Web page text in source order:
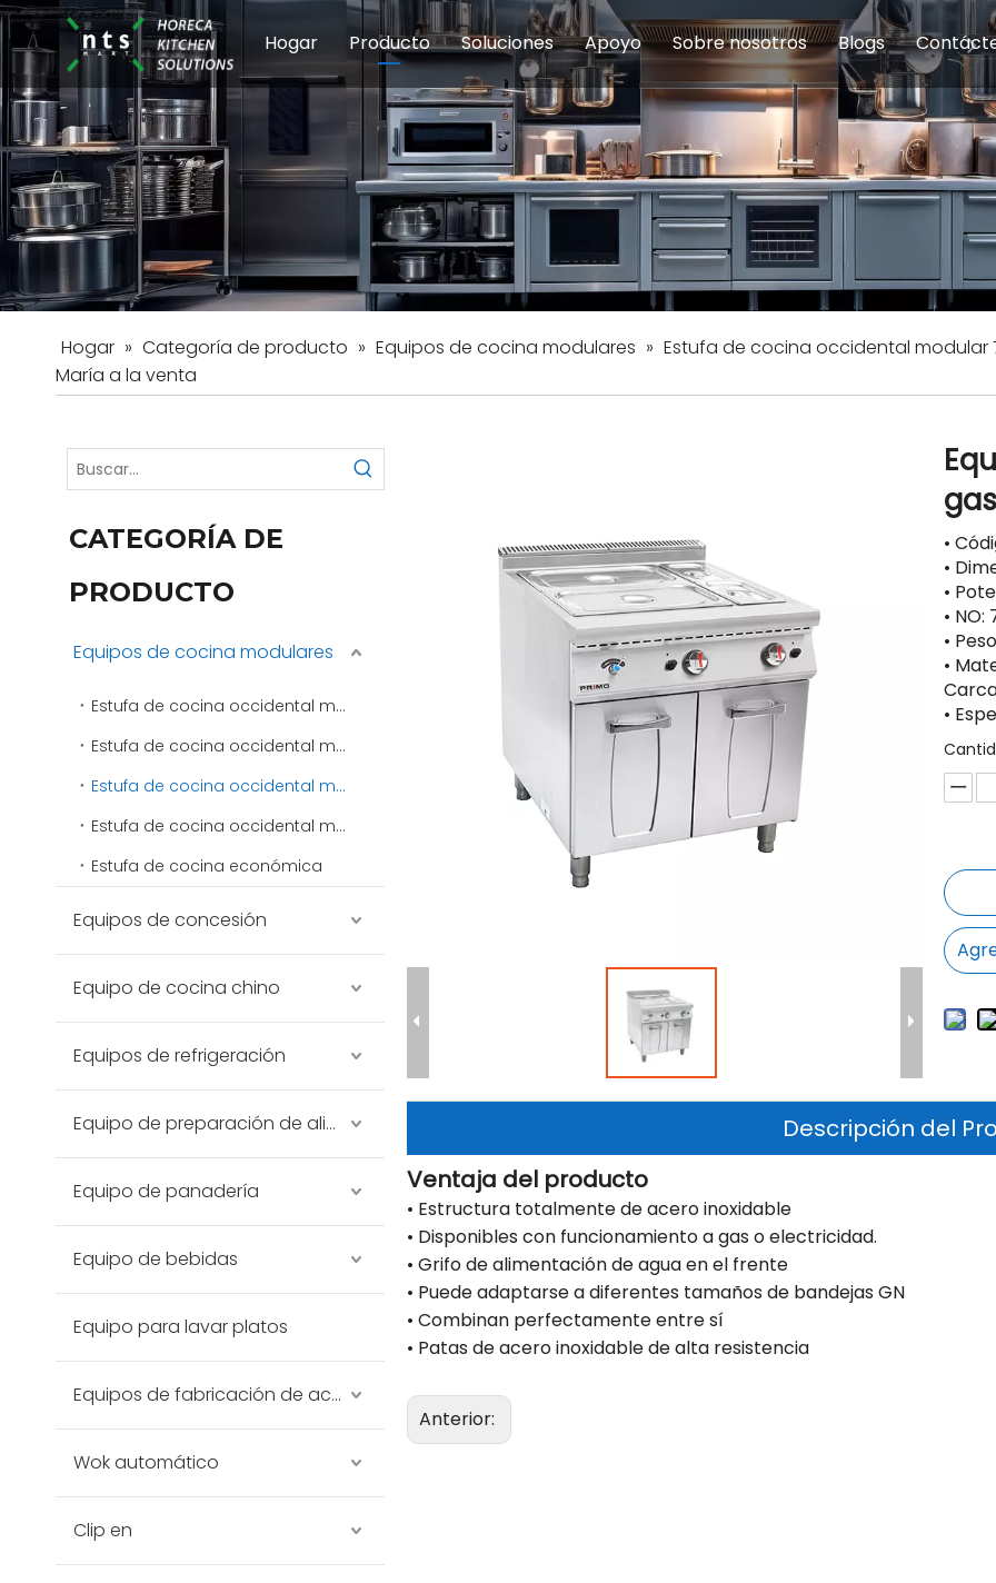
Hogar Producto
Equipos de cocina modulares Equipos de Concesión Equipo
Equipo de preparación de alimentosEquipo de panadería Equipo
Soluciones
Escuelas y educación Comedor del personal
Hoteles Restaurante y comida
Apoyo
Servicio Preguntas
Sobre nosotros
Introducción de la empresa
Blogs
Hogar » Categoría de producto » Equipos de cocina modulares » Estufa de cocina occidental modular
María a la venta
CATEGORÍA DE
PRODUCTO
Equipos de cocina modulares
Estufa de cocina occidental modular 400
Estufa de cocina occidental modular 600
Estufa de cocina occidental modular 750
Estufa de cocina occidental modular 900
Estufa de cocina económica
Equipos de concesión
Equipo de cocina chino
Equipos de refrigeración
Equipo de preparación de alimentos
Equipo de panadería
Equipo de bebidas
Equipo para lavar platos
Equipos de fabricación de acero inoxidable
Wok automático
Clip en
•
•
•
• NO:
•
•
•
Descripción del
Ventaja del producto
• Estructura totalmente de acero inoxidable
• Disponibles con funcionamiento a gas o electricidad.
• Grifo de alimentación de agua en el frente
• Puede adaptarse a diferentes tamaños de bandejas GN
• Combinan perfectamente entre sí
• Patas de acero inoxidable de alta resistencia
Anterior: